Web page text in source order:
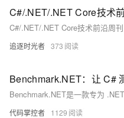
C#/.NET/.NET Core技术前沿周
追逐时光者 373
Benchmark.NET：让 C#
代码掌控者 1129